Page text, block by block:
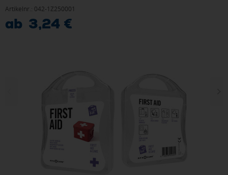
Artikelnr.: 042-1Z250001
ab 3,24 €